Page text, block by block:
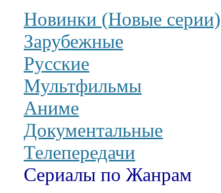
Новинки (Новые серии)
Зарубежные
Русские
Мультфильмы
Аниме
Документальные
Телепередачи
Сериалы по Жанрам